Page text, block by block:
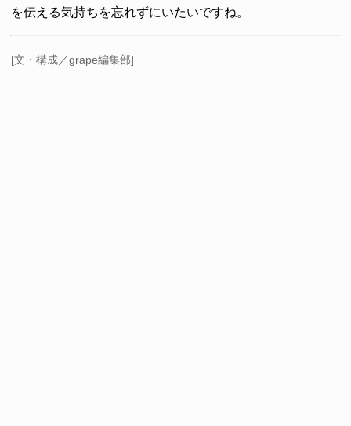
を伝える気持ちを忘れずにいたいですね。
[文・構成／grape編集部]